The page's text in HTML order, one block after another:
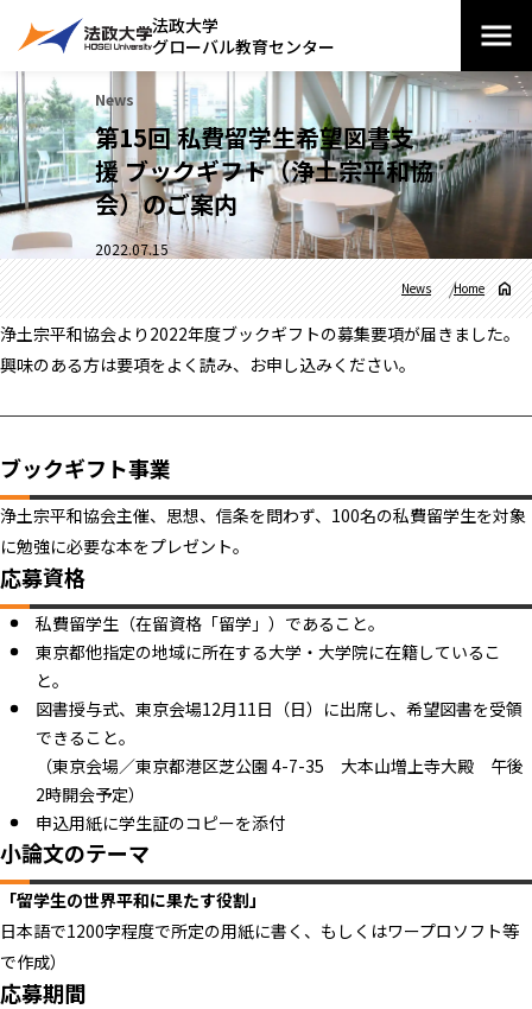
法政大学
グローバル教育センター
News
第15回 私費留学生希望図書支
援 ブックギフト（浄土宗平和協
会）のご案内
2022.07.15
Home
News
浄土宗平和協会より2022年度ブックギフトの募集要項が届きました。
興味のある方は要項をよく読み、お申し込みください。
ブックギフト事業
浄土宗平和協会主催、思想、信条を問わず、100名の私費留学生を対象
に勉強に必要な本をプレゼント。
応募資格
私費留学生（在留資格「留学」）であること。
東京都他指定の地域に所在する大学・大学院に在籍しているこ
と。
図書授与式、東京会場12月11日（日）に出席し、希望図書を受領
できること。
（東京会場／東京都港区芝公園 4-7-35 大本山増上寺大殿 午後
2時開会予定）
申込用紙に学生証のコピーを添付
小論文のテーマ
「留学生の世界平和に果たす役割」
日本語で1200字程度で所定の用紙に書く、もしくはワープロソフト等
で作成）
応募期間